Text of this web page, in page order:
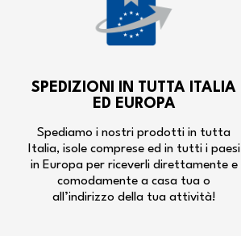
SPEDIZIONI IN TUTTA ITALIA
ED EUROPA
Spediamo i nostri prodotti in tutta
Italia, isole comprese ed in tutti i paesi
in Europa per riceverli direttamente e
comodamente a casa tua o
all’indirizzo della tua attività!